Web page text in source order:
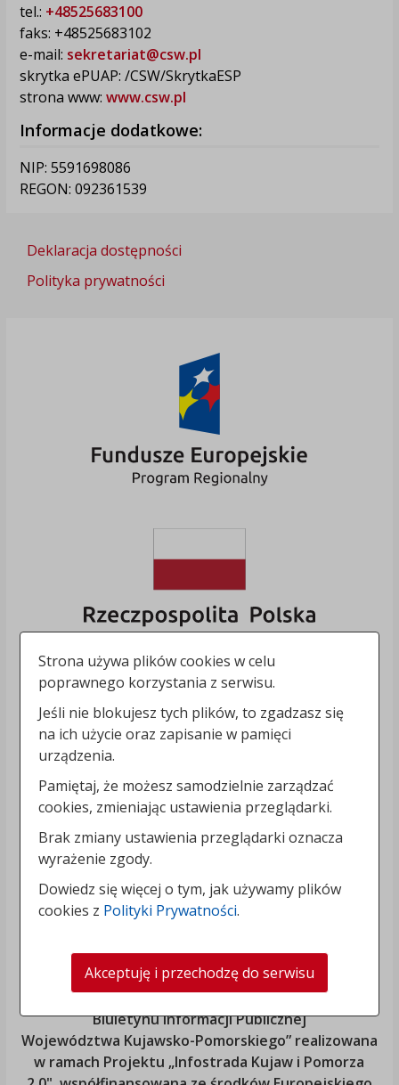
tel.: +48525683100
faks: +48525683102
e-mail: sekretariat@csw.pl
skrytka ePUAP: /CSW/SkrytkaESP
strona www: www.csw.pl
Informacje dodatkowe:
NIP: 5591698086
REGON: 092361539
Deklaracja dostępności
Polityka prywatności
„Rozbudowa i modernizacja Systemu Regionalnego
Biuletynu Informacji Publicznej
Województwa Kujawsko-Pomorskiego” realizowana
w ramach Projektu „Infostrada Kujaw i Pomorza
Strona używa plików cookies w celu
poprawnego korzystania z serwisu.
Jeśli nie blokujesz tych plików, to zgadzasz się
na ich użycie oraz zapisanie w pamięci
urządzenia.
Pamiętaj, że możesz samodzielnie zarządzać
cookies, zmieniając ustawienia przeglądarki.
Brak zmiany ustawienia przeglądarki oznacza
wyrażenie zgody.
Dowiedz się więcej o tym, jak używamy plików
cookies z Polityki Prywatności.
Akceptuję i przechodzę do serwisu